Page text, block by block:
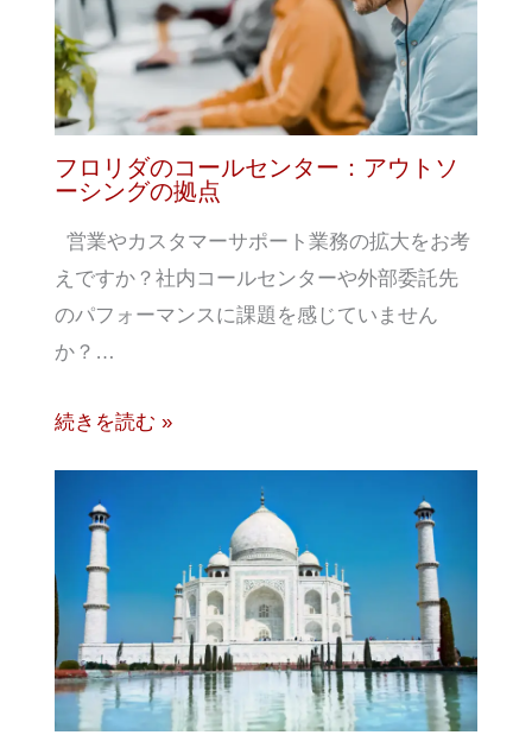
フロリダのコールセンター：アウトソ
ーシングの拠点
営業やカスタマーサポート業務の拡大をお考
えですか？社内コールセンターや外部委託先
のパフォーマンスに課題を感じていません
か？…
続きを読む »